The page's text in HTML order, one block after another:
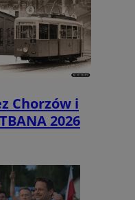
Chorzów i
2026